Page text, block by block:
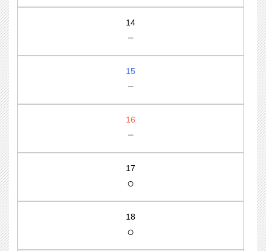
14
－
15
－
16
－
17
○
18
○